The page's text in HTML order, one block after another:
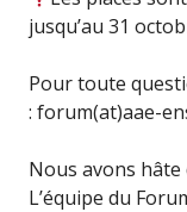
jusqu’au 31
Pour toute
: forum(at)aae-
Nous avons
L’équipe du